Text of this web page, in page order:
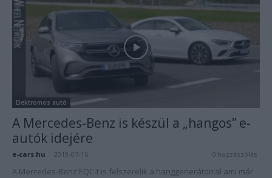
Elektromos autó
A Mercedes-Benz is készül a „hangos” e-
autók idejére
e-cars.hu 2019-07-16 0 hozzászólás
A Mercedes-Benz EQC-t is felszerelik a hanggenerátorral ami már